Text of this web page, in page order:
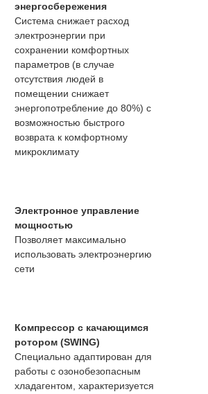
энергосбережения
Система снижает расход
электроэнергии при
сохранении комфортных
параметров (в случае
отсутствия людей в
помещении снижает
энергопотребление до 80%) с
возможностью быстрого
возврата к комфортному
микроклимату
Электронное управление
мощностью
Позволяет максимально
использовать электроэнергию
сети
Компрессор с качающимся
ротором (SWING)
Специально адаптирован для
работы с озонобезопасным
хладагентом, характеризуется